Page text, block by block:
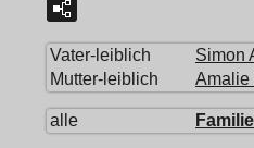
Vater-leiblich Simon
Mutter-leiblich
Amalie
alle